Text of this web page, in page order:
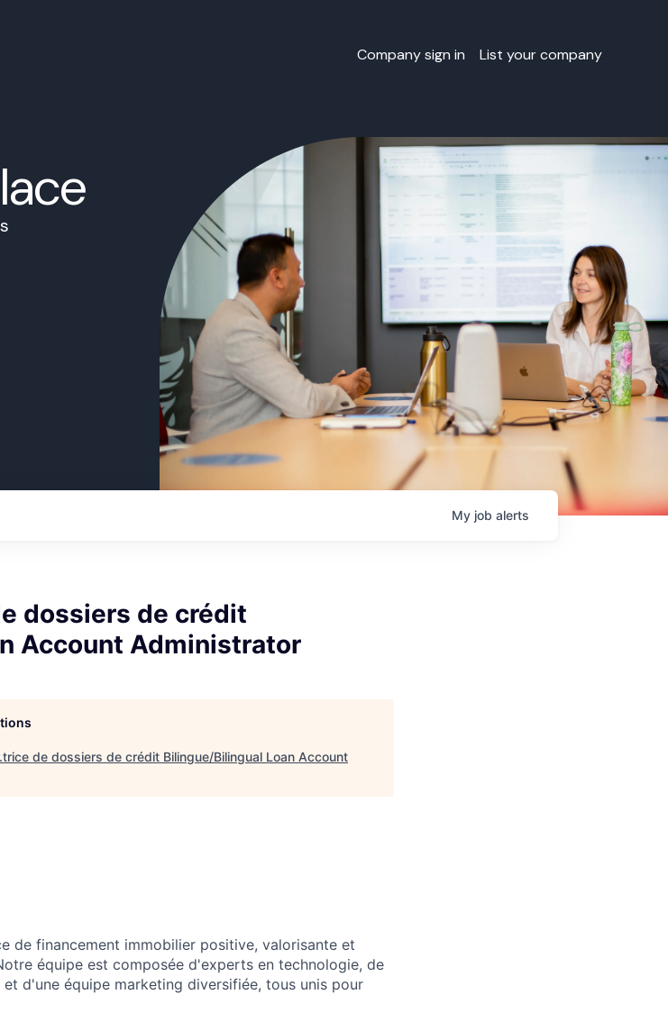
Company sign in List your company
My job alerts
dossiers de crédit
Account Administrator
de dossiers de crédit Bilingue/Bilingual Loan Account
de financement immobilier positive, valorisante et
équipe est composée d'experts en technologie, de
d'une équipe marketing diversifiée, tous unis pour